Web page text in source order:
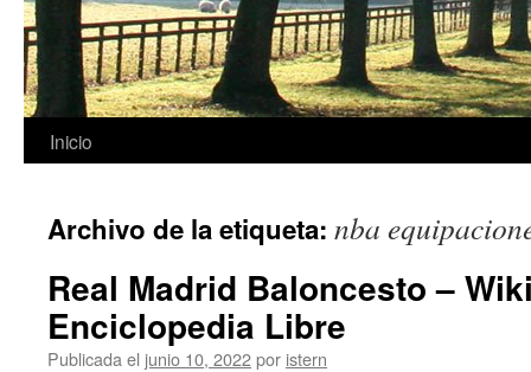
Saltar
contenido
Inicio
Archivo de la etiqueta: nba
Real Madrid Baloncesto –
Enciclopedia Libre
Publicada el junio 10, 2022por istern